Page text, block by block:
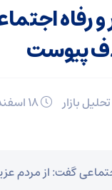
و رفاه
پیوست
تحلیل بازار
اجتماعی گفت: از مردم